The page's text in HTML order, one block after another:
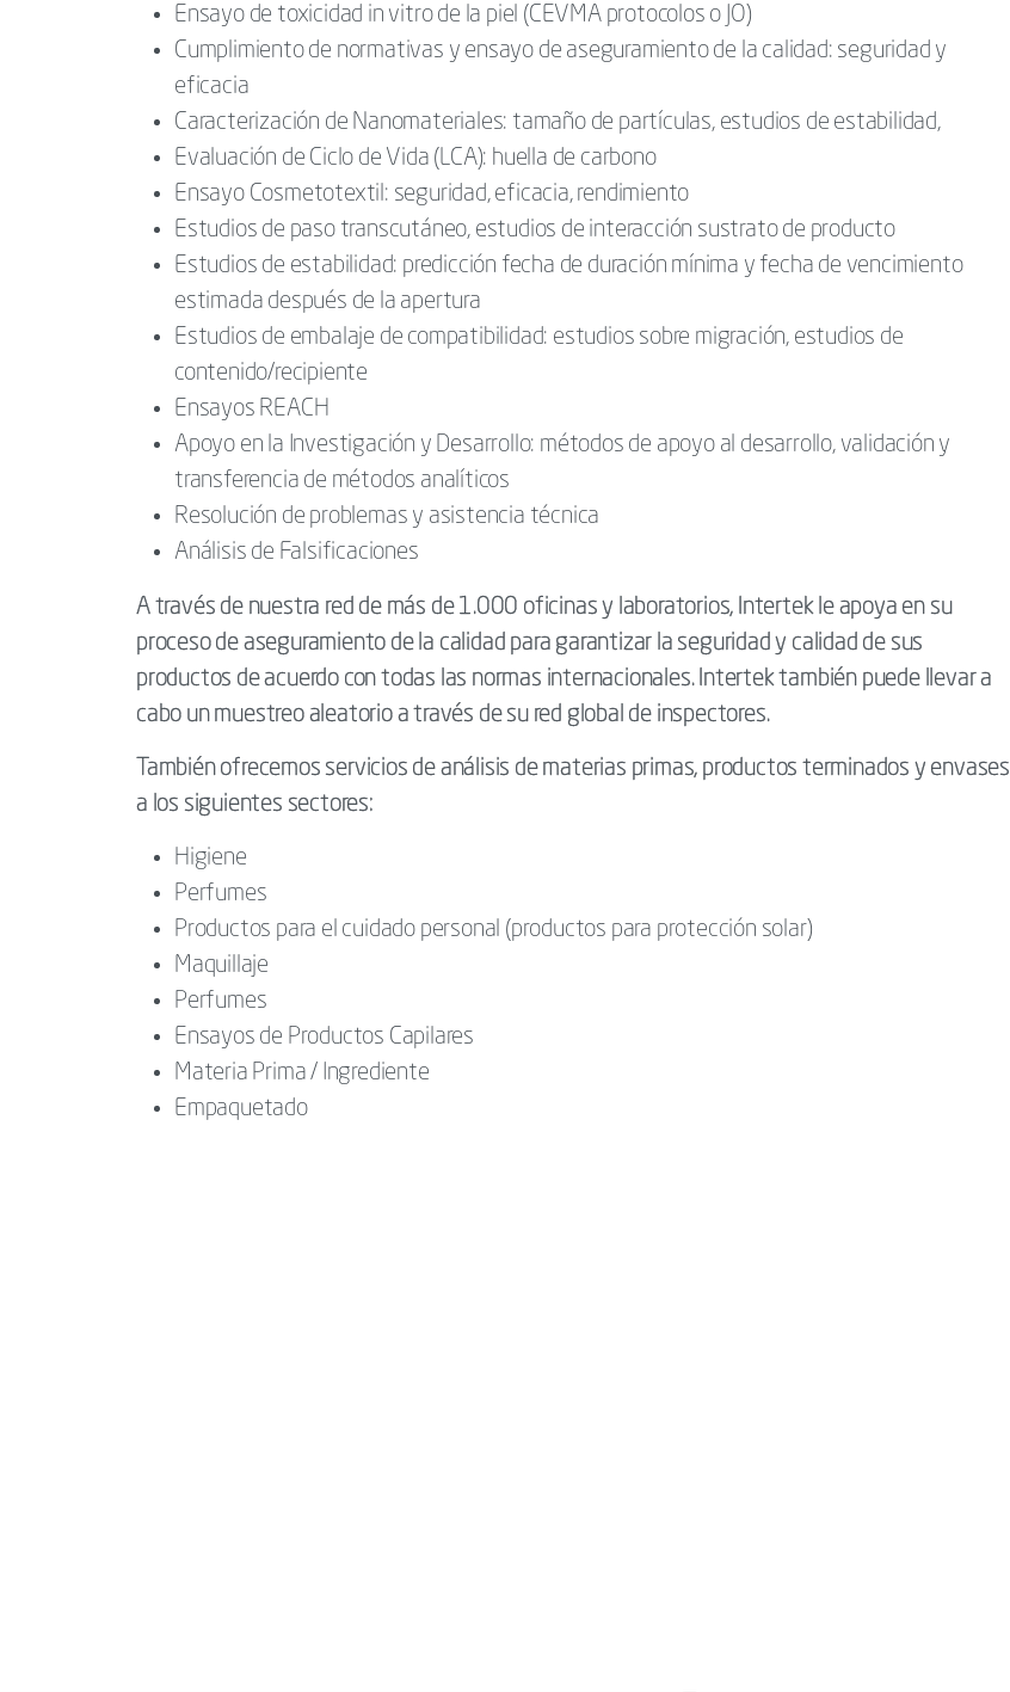
Ensayo de toxicidad in vitro de la piel (CEVMA protocolos o JO)
Cumplimiento de normativas y ensayo de aseguramiento de la calidad: seguridad y
eficacia
Caracterización de Nanomateriales: tamaño de partículas, estudios de estabilidad,
Evaluación de Ciclo de Vida (LCA): huella de carbono
Ensayo Cosmetotextil: seguridad, eficacia, rendimiento
Estudios de paso transcutáneo, estudios de interacción sustrato de producto
Estudios de estabilidad: predicción fecha de duración mínima y fecha de vencimiento
estimada después de la apertura
Estudios de embalaje de compatibilidad: estudios sobre migración, estudios de
contenido/recipiente
Ensayos REACH
Apoyo en la Investigación y Desarrollo: métodos de apoyo al desarrollo, validación y
transferencia de métodos analíticos
Resolución de problemas y asistencia técnica
Análisis de Falsificaciones
A través de nuestra red de más de 1.000 oficinas y laboratorios, Intertek le apoya en su
proceso de aseguramiento de la calidad para garantizar la seguridad y calidad de sus
productos de acuerdo con todas las normas internacionales. Intertek también puede llevar a
cabo un muestreo aleatorio a través de su red global de inspectores.
También ofrecemos servicios de análisis de materias primas, productos terminados y envases
a los siguientes sectores:
Higiene
Perfumes
Productos para el cuidado personal (productos para protección solar)
Maquillaje
Perfumes
Ensayos de Productos Capilares
Materia Prima / Ingrediente
Empaquetado